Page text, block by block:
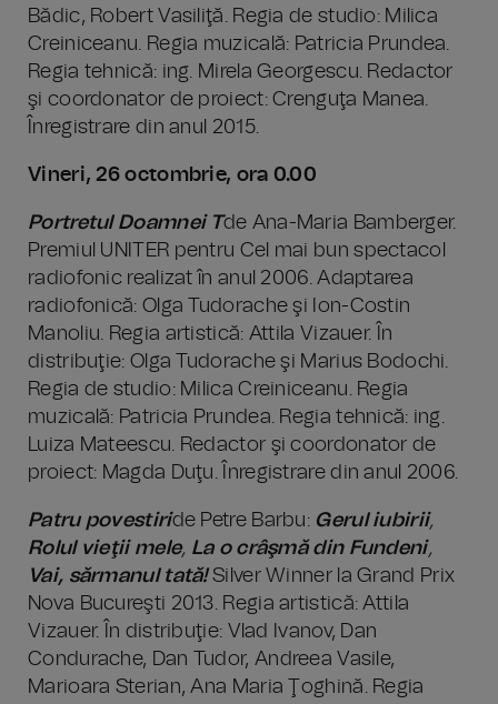
Bădic, Robert Vasiliţă. Regia de studio: Milica
Creiniceanu. Regia muzicală: Patricia Prundea.
Regia tehnică: ing. Mirela Georgescu. Redactor
şi coordonator de proiect: Crenguţa Manea.
Înregistrare din anul 2015.
Vineri, 26 octombrie, ora 0.00
Portretul Doamnei Tde Ana-Maria Bamberger.
Premiul UNITER pentru Cel mai bun spectacol
radiofonic realizat în anul 2006. Adaptarea
radiofonică: Olga Tudorache şi Ion-Costin
Manoliu. Regia artistică: Attila Vizauer. În
distribuţie: Olga Tudorache şi Marius Bodochi.
Regia de studio: Milica Creiniceanu. Regia
muzicală: Patricia Prundea. Regia tehnică: ing.
Luiza Mateescu. Redactor şi coordonator de
proiect: Magda Duţu. Înregistrare din anul 2006.
Patru povestiride Petre Barbu: Gerul iubirii,
Rolul vieţii mele, La o crâşmă din Fundeni,
Vai, sărmanul tată!Silver Winner la Grand Prix
Nova Bucureşti 2013. Regia artistică: Attila
Vizauer. În distribuţie: Vlad Ivanov, Dan
Condurache, Dan Tudor, Andreea Vasile,
Marioara Sterian, Ana Maria Ţoghină. Regia